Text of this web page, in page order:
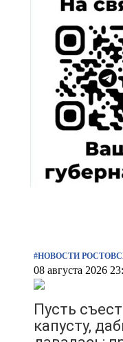
#НОВОСТИ
08 августа 2026
Пусть
капусту,